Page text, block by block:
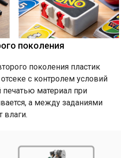
поколения
поколения пластик
с контролем условий
материал при
а между заданиями
влаги.